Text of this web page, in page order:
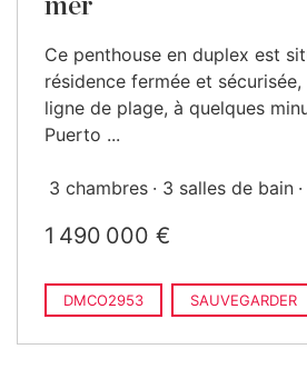
mer
Ce penthouse en duplex est
résidence fermée et
ligne de plage, à quelques
Puerto ...
3 chambres 3 salles de bain
1 490 000 €
DMCO2953 SAUVEGARDER